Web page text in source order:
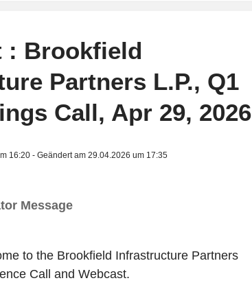
: Brookfield
Partners L.P., Q1
Call, Apr 29, 2026
16:20 - Geändert am 29.04.2026 um 17:35
Message
to the Brookfield Infrastructure Partners
Call and Webcast.